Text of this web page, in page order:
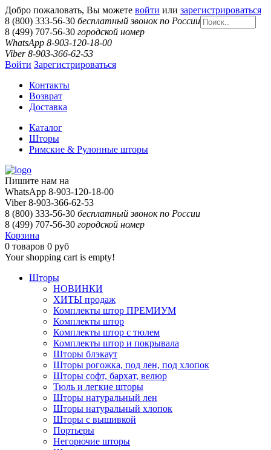
Добро пожаловать, Вы можете войти или зарегистрироваться
8 (800) 333-56-30 бесплатный звонок по России
8 (499) 707-56-30 городской номер
WhatsApp 8-903-120-18-00
Viber 8-903-366-62-53
Войти Зарегистрироваться
Контакты
Возврат
Доставка
Каталог
Шторы
Римские & Рулонные шторы
Пишите нам на
WhatsApp 8-903-120-18-00
Viber 8-903-366-62-53
8 (800) 333-56-30 бесплатный звонок по России
8 (499) 707-56-30 городской номер
Корзина
0 товаров 0 руб
Your shopping cart is empty!
Шторы
НОВИНКИ
ХИТЫ продаж
Комплекты штор ПРЕМИУМ
Комплекты штор
Комплекты штор с тюлем
Комплекты штор и покрывала
Шторы блэкаут
Шторы рогожка, под лен, под хлопок
Шторы софт, бархат, велюр
Тюль и легкие шторы
Шторы натуральный лен
Шторы натуральный хлопок
Шторы с вышивкой
Портьеры
Негорючие шторы